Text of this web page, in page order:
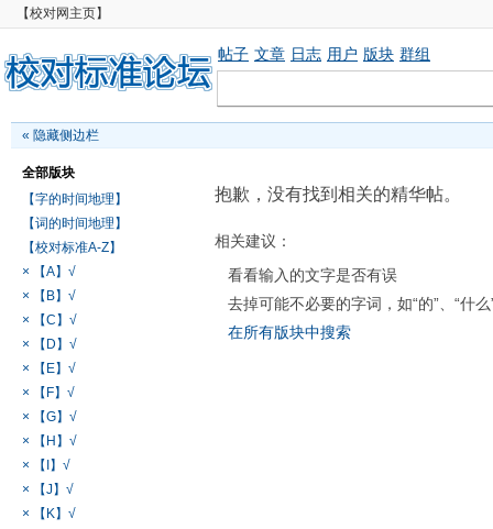
【校对网主页】
帖子 文章 日志 用户 版块 群组
« 隐藏侧边栏
全部版块
【字的时间地理】
【词的时间地理】
【校对标准A-Z】
× 【A】√
× 【B】√
× 【C】√
× 【D】√
× 【E】√
× 【F】√
× 【G】√
× 【H】√
× 【I】√
× 【J】√
× 【K】√
抱歉，没有找到相关的精华帖。
相关建议：
看看输入的文字是否有误
去掉可能不必要的字词，如“的”、“什么
在所有版块中搜索